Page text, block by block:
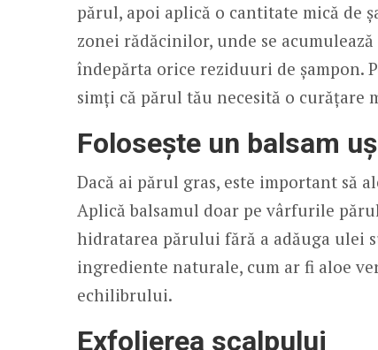
părul, apoi aplică o cantitate mică de
zonei rădăcinilor, unde se
îndepărta orice reziduuri de șampon.
simți că părul tău necesită o curățare
Folosește un balsam
Dacă ai părul gras, este important să
Aplică balsamul doar pe vârfurile
hidratarea părului fără a adăuga ulei
ingrediente naturale, cum ar fi aloe
echilibrului.
Exfolierea scalpului